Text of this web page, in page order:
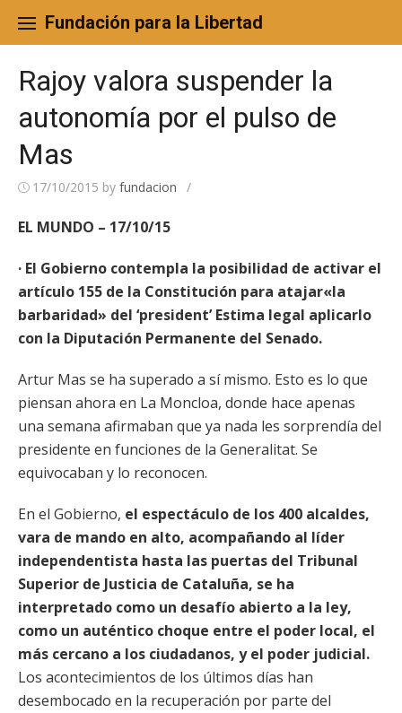
content
Fundación para la Libertad
Rajoy valora suspender la
autonomía por el pulso de
Mas
17/10/2015 by fundacion /
EL MUNDO – 17/10/15
· El Gobierno contempla la posibilidad de activar el
artículo 155 de la Constitución para atajar«la
barbaridad» del ‘president’ Estima legal aplicarlo
con la Diputación Permanente del Senado.
Artur Mas se ha superado a sí mismo. Esto es lo que
piensan ahora en La Moncloa, donde hace apenas
una semana afirmaban que ya nada les sorprendía del
presidente en funciones de la Generalitat. Se
equivocaban y lo reconocen.
En el Gobierno, el espectáculo de los 400 alcaldes,
vara de mando en alto, acompañando al líder
independentista hasta las puertas del Tribunal
Superior de Justicia de Cataluña, se ha
interpretado como un desafío abierto a la ley,
como un auténtico choque entre el poder local, el
más cercano a los ciudadanos, y el poder judicial.
Los acontecimientos de los últimos días han
desembocado en la recuperación por parte del